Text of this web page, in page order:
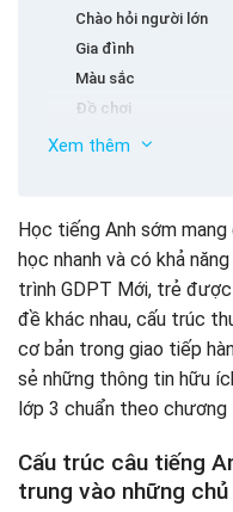
Chào hỏi người lớn
Gia đình
Màu sắc
Đồ chơi
Trường lớp
Trái cây
Vị trí
dàng
6 cấu trúc câu miêu
Cấu trúc câu hỏi
Cách học cấu trúc
Rèn luyện sự chủ
Học ngữ pháp qua
Chọn tài liệu học có
Kết hợp nhiều phương
Dùng app học tập
Xem thêm
Học tiếng Anh sớm
học nhanh và có khả
trình GDPT Mới, trẻ
đề khác nhau, cấu trúc
cơ bản trong giao tiếp
sẻ những thông tin hữu
lớp 3 chuẩn theo chương
Cấu trúc câu tiếng
trung vào những chủ